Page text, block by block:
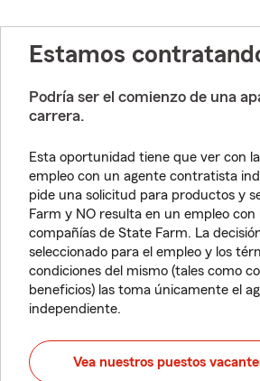
Estamos
Podría ser el comienzo de una
carrera.
Esta oportunidad tiene que ver con
empleo con un agente contratista
pide una solicitud para productos y
Farm y NO resulta en un empleo con
compañías de State Farm. La
seleccionado para el empleo y los
condiciones del mismo (tales como
beneficios) las toma únicamente el
independiente.
Vea nuestros puestos